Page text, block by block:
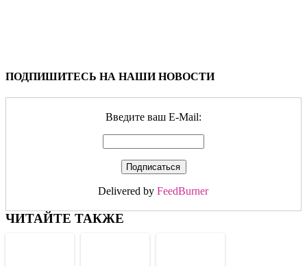
ПОДПИШИТЕСЬ НА НАШИ НОВОСТИ
Введите ваш E-Mail:
Delivered byFeedBurner
ЧИТАЙТЕ ТАКЖЕ